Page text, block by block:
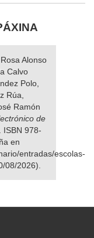
Alonso
Calvo
Polo,
Rúa,
Ramón
de
. ISBN 978-
en
entradas/escolas-
08/2026).